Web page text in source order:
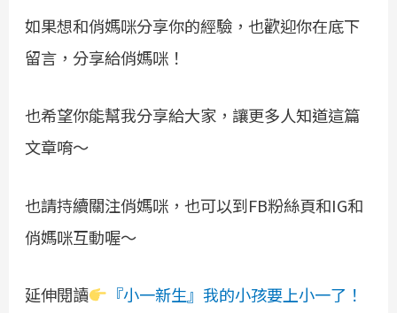
如果想和俏媽咪分享你的經驗，也歡迎你在底下
留言，分享給俏媽咪！
也希望你能幫我分享給大家，讓更多人知道這篇
文章唷～
也請持續關注俏媽咪，也可以到FB粉絲頁和IG和
俏媽咪互動喔～
延伸閱讀
『小一新生』我的小孩要上小一了！